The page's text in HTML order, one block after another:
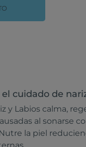
cuidado de
y Labios calma,
al sonarse
la piel